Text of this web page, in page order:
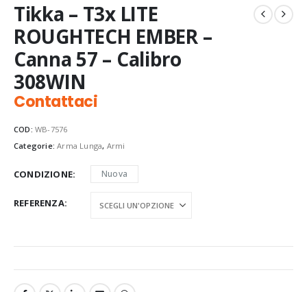
Tikka – T3x LITE
ROUGHTECH EMBER –
Canna 57 – Calibro
308WIN
Contattaci
COD: WB-7576
Categorie:Arma Lunga, Armi
CONDIZIONE Nuova
REFERENZA